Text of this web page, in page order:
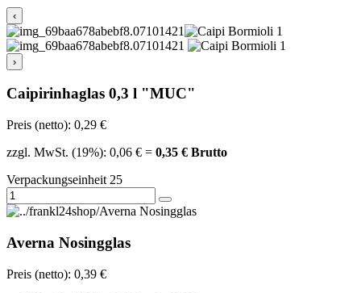
‹
›
Caipirinhaglas 0,3 l "MUC"
Preis (netto): 0,29 €
zzgl. MwSt. (19%): 0,06 € = 0,35 € Brutto
Verpackungseinheit 25
Averna Nosingglas
Preis (netto): 0,39 €